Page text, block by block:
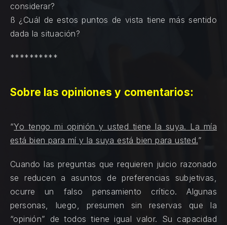
considerar?
ß ¿Cuál de estos puntos de vista tiene más sentido
dada la situación?
**********
Sobre las opiniones y comentarios:
“Yo tengo mi opinión y usted tiene la suya. La mía
está bien para mí y la suya está bien para usted.”
Cuando las preguntas que requieren juicio razonado
se reducen a asuntos de preferencias subjetivas,
ocurre un falso pensamiento crítico. Algunas
personas, luego, presumen sin reservas que la
“opinión” de todos tiene igual valor. Su capacidad